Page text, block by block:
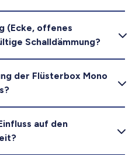
(Ecke, offenes
Schalldämmung?
der Flüsterbox Mono
auf den